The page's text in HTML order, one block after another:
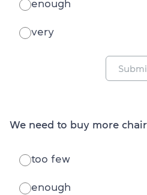
enough
very
We need to buy more
too few
enough